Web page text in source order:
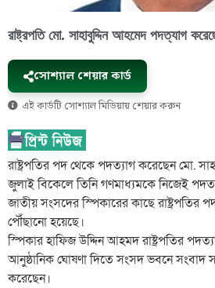
রাষ্ট্রপতি মো. সাহাবুদ্দিন আহমেদ পদত্যাগ
সোশ্যাল শেয়ার কার্ড
এই কার্ডটি সোশ্যাল মিডিয়ায় শেয়ার করুন
রাষ্ট্রপতির পদ থেকে পদত্যাগ করেছেন মো.
জুলাই বিকেলে তিনি গণমাধ্যমকে নিজেই
জাতীয় সংসদের স্পিকারের কাছে রাষ্ট্রপতির
পৌঁছানো হয়েছে।
স্পিকার হাফিজ উদ্দিন আহমদ রাষ্ট্রপতির
আনুষ্ঠানিক ঘোষণা দিতে সংসদ ভবনে
করেছেন।